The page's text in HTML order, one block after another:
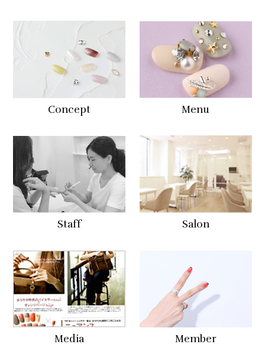
Concept Menu
Staff Salon
Media Member